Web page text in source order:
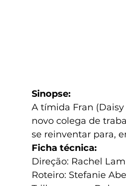
Sinopse:
A tímida Fran
novo colega de
se reinventar para,
Ficha técnica:
Direção: Rachel
Roteiro: Stefanie